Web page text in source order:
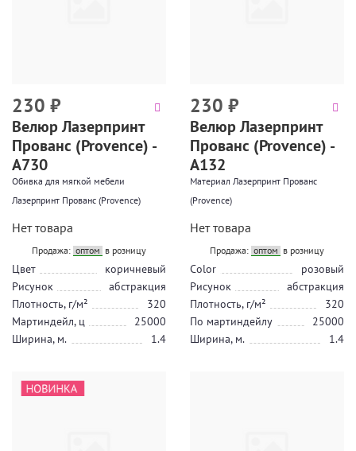
230 ₽
Велюр Лазерпринт
Прованс (Provence) -
А730
Обивка для мягкой мебели
Лазерпринт Прованс (Provence)
Нет товара
Продажа: оптом в розницу
Цвет
коричневый
Рисунок
абстракция
Плотность, г/м²
320
Мартиндейл, ц
25000
Ширина, м.
1.4
230 ₽
Велюр Лазерпринт
Прованс (Provence) -
А132
Материал Лазерпринт Прованс
(Provence)
Нет товара
Продажа: оптом в розницу
Color
розовый
Рисунок
абстракция
Плотность, г/м²
320
По мартиндейлу
25000
Ширина, м.
1.4